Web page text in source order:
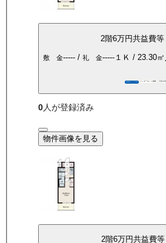
2階6万円共益費等
敷 金-----/ 礼 金-----１Ｋ / 23.30㎡
360°パノラマ インターネット無料 P空き有
0人が登録済み
物件画像を見る
2階6万円共益費等